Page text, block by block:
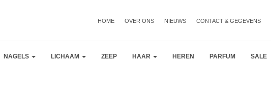
HOME OVER ONS NIEUWS CONTACT & GEGEVENS
NAGELS LICHAAM ZEEP HAAR HEREN PARFUM SALE